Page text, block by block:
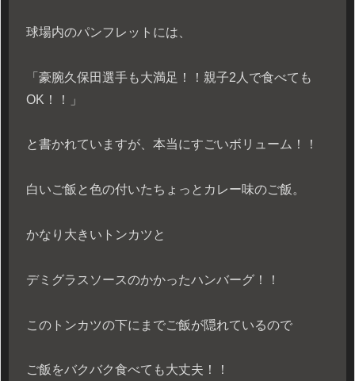
球場内のパンフレットには、
「豪腕久保田選手も大満足！！親子2人で食べても
OK！！」
と書かれていますが、本当にすごいボリューム！！
白いご飯と色の付いたちょっとカレー味のご飯。
かなり大きいトンカツと
デミグラスソースのかかったハンバーグ！！
このトンカツの下にまでご飯が隠れているので
ご飯をバクバク食べても大丈夫！！